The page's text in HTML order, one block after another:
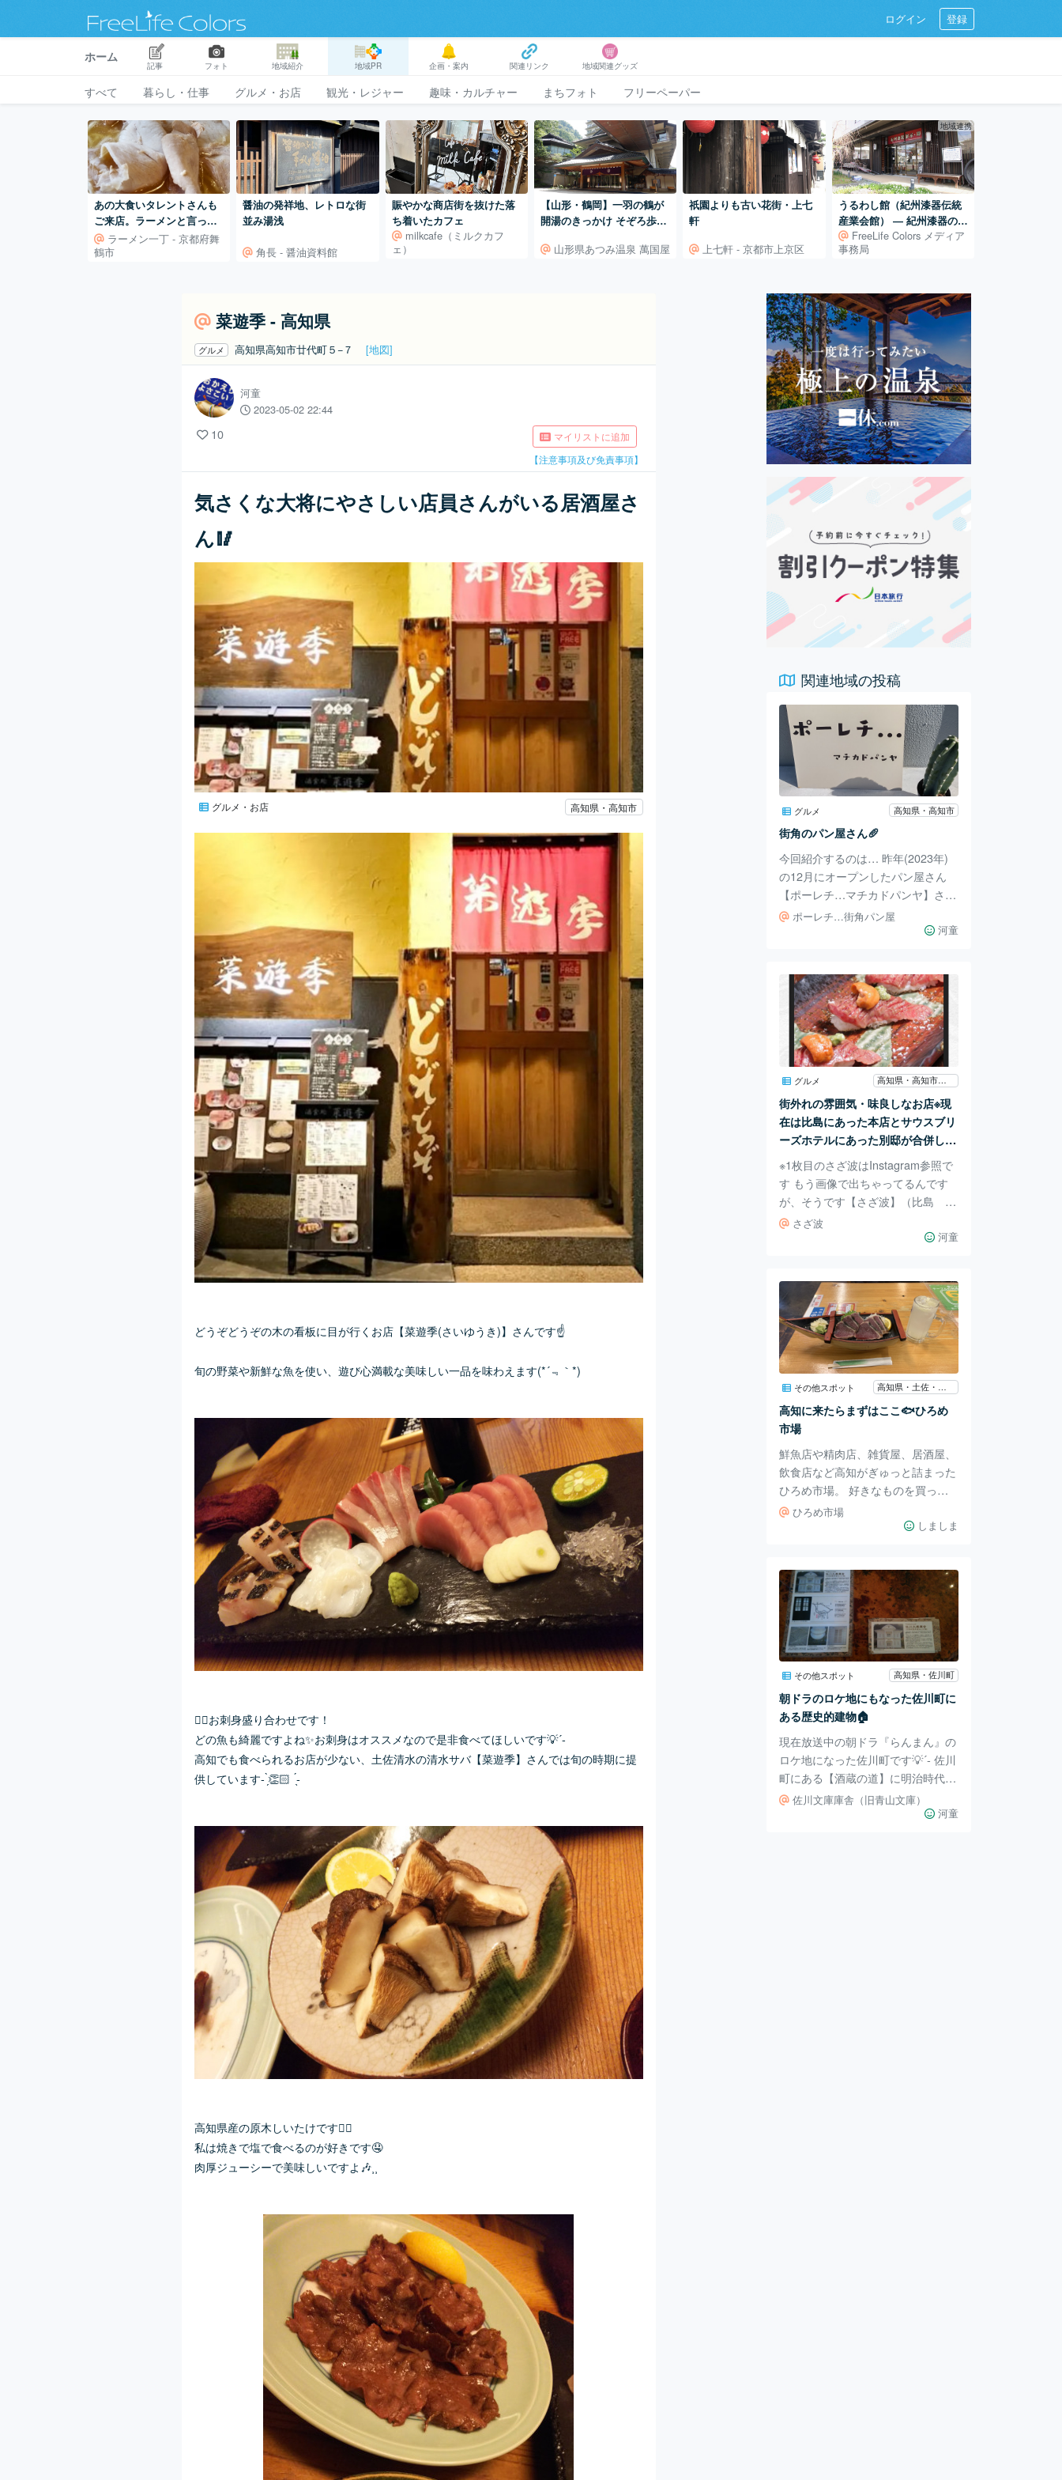
ログイン 登録
ホーム
記事 フォト 地域紹介 地域PR 企画・案内 関連リンク 地域関連グッズ
すべて 暮らし・仕事 グルメ・お店 観光・レジャー 趣味・カルチャー まちフォト フリーペーパー
あの大食いタレントさんも
ご来店。ラーメンと言った
らここ｢一丁｣。
ラーメン一丁 - 京都府舞
鶴市
醤油の発祥地、レトロな街
並み湯浅
角長 - 醤油資料館
賑やかな商店街を抜けた落
ち着いたカフェ
milkcafe（ミルクカフ
ェ）
【山形・鶴岡】一羽の鶴が
開湯のきっかけ そぞろ歩き
山形県あつみ温泉 萬国屋
祇園よりも古い花街・上七
軒
上七軒 - 京都市上京区
地域連携
うるわし館（紀州漆器伝統
産業会館） ― 紀州漆器の展
示・体験・販売を担う産地
の拠点
FreeLife Colors メディア
事務局
菜遊季 - 高知県
グルメ 高知県高知市廿代町５−７ [地図]
河童
2023-05-02 22:44
10
マイリストに追加
【注意事項及び免責事項】
気さくな大将にやさしい店員さんがいる居酒屋さ
ん🥢
グルメ・お店 高知県・高知市
どうぞどうぞの木の看板に目が行くお店【菜遊季(さいゆうき)】さんです☝
旬の野菜や新鮮な魚を使い、遊び心満載な美味しい一品を味わえます(*´﹃｀*)
👆🏻お刺身盛り合わせです！
どの魚も綺麗ですよね✨お刺身はオススメなので是非食べてほしいです💡´-
高知でも食べられるお店が少ない、土佐清水の清水サバ【菜遊季】さんでは旬の時期に提
供しています- ̗̀👏🏻 ̖́-
高知県産の原木しいたけです👆🏻
私は焼きで塩で食べるのが好きです🤤
肉厚ジューシーで美味しいですよ🎶⸒⸒
関連地域の投稿
グルメ 高知県・高知市
街角のパン屋さん🥖
今回紹介するのは… 昨年(2023年)
の12月にオープンしたパン屋さん
【ポーレチ…マチカドパンヤ】さん
です💡´- 小さなお店ですが店内に入
ると数十種類ものパンが並んでいる
なので偏りました、笑 この日は天
気が良かったので海を見ながら食べ
ましたԅ(¯﹃¯ԅ) 私のお気に入りは
ハート型のパンの横にあるパン「ち
ょこのチャバッタ」です🤤 噛めば
噛むほどパンの旨味が出て、外はサ
クサク中はモチモチで口にする度に
癖になるパンで美味しかったで
ポーレチ…街角パン屋
河童
グルメ 高知県・高知市・南国・香南
街外れの雰囲気・味良しなお店※現
在は比島にあった本店とサウスブリ
ーズホテルにあった別邸が合併し、
はりまや町に1店舗となっておりま
す
※1枚目のさざ波はInstagram参照で
す もう画像で出ちゃってるんです
が、そうです【さざ波】（比島 本
店）さんです✨ 街外れにあるんでガ
ヤガヤした感じがなく店内は和の落
桜スポット〖堀川の桜並木〗と道路
挟んである〖サウスブリーズホテ
ル〗の2階に【さざ波 別邸】もあり
ます☝ トップ画はHP参照の看板メ
ニュー「う肉握り」、ウニ好きな私
はこれとウニ軍艦を頼みした🤗一貫
ごと頼めるのがまた良きです💡´- そ
して飲みに行ってあ
さざ波
河童
その他スポット
高知に来たらまずはここ🐟ひろめ
市場
鮮魚店や精肉店、雑貨屋、居酒屋、
飲食店など高知がぎゅっと詰まった
ひろめ市場。 好きなものを買って
好きなテーブルで食べるセルフスタ
イルは、地元の人にも愛される場所
しむのが吉！ まずは一杯、餃子で
いただきます！ パリッとジューシ
ー、餃子は間違いない🥟💓 やっぱ
りカツオはマストですよね！ タレ
で食べるのも美味しいですが、軽く
お塩だけでいただくのも高知ならで
はの食べ方です。 お酒が進みすぎ
るのが困りもの。笑 朝10時から
（日曜は９時から）
ひろめ市場
しましま
その他スポット 高知県・佐川町
朝ドラのロケ地にもなった佐川町に
ある歴史的建物🏠
現在放送中の朝ドラ『らんまん』の
ロケ地になった佐川町です💡´- 佐川
町にある【酒蔵の道】に明治時代初
期のセットが組まれ道のアスファル
トには約2tの砂がまかれてアスファ
佐川文庫庫舎（旧青山文庫）
河童